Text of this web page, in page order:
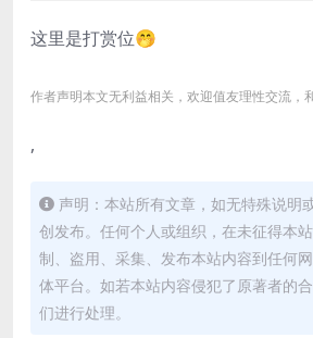
这里是打赏位🤭
作者声明本文无利益相关，欢迎值友理性交流，
,
声明：本站所有文章，如无特殊说明
创发布。任何个人或组织，在未征得本
制、盗用、采集、发布本站内容到任何
体平台。如若本站内容侵犯了原著者的
们进行处理。